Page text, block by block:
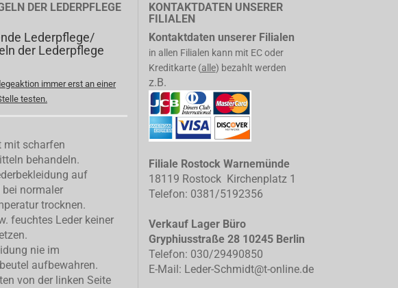
DER LEDERPFLEGE
Lederpflege/
der Lederpflege
immer erst an einer
testen.
mit scharfen
behandeln.
auf
bei normaler
trocknen.
feuchtes Leder keiner
nie im
aufbewahren.
von der linken Seite
KONTAKTDATEN UNSERER
FILIALEN
Kontaktdaten unserer Filialen
in allen Filialen kann mit EC oder
Kreditkarte (alle) bezahlt werden
z.B.
Filiale Rostock Warnemünde
18119 Rostock Kirchenplatz 1
Telefon: 0381/5192356
Verkauf Lager Büro
Gryphiusstraße 28 10245 Berlin
Telefon: 030/29490850
E-Mail: Leder-Schmidt@t-online.de